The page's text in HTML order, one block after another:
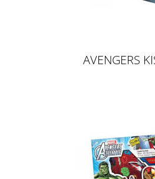
AVENGERS